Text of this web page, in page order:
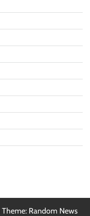
Theme: Random News